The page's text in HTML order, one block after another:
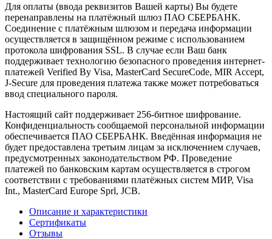
Для оплаты (ввода реквизитов Вашей карты) Вы будете
перенаправлены на платёжный шлюз ПАО СБЕРБАНК.
Соединение с платёжным шлюзом и передача информации
осуществляется в защищённом режиме с использованием
протокола шифрования SSL. В случае если Ваш банк
поддерживает технологию безопасного проведения интернет-
платежей Verified By Visa, MasterCard SecureCode, MIR Accept,
J-Secure для проведения платежа также может потребоваться
ввод специального пароля.
Настоящий сайт поддерживает 256-битное шифрование.
Конфиденциальность сообщаемой персональной информации
обеспечивается ПАО СБЕРБАНК. Введённая информация не
будет предоставлена третьим лицам за исключением случаев,
предусмотренных законодательством РФ. Проведение
платежей по банковским картам осуществляется в строгом
соответствии с требованиями платёжных систем МИР, Visa
Int., MasterCard Europe Sprl, JCB.
Описание и характеристики
Сертификаты
Отзывы